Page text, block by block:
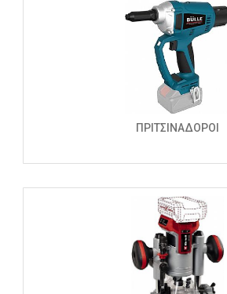
ΠΡΙΤΣΙΝΑΔΟΡΟΙ